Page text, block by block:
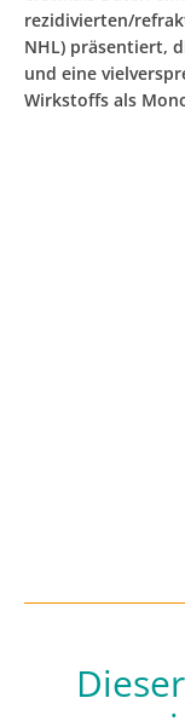
rezidivierten/
NHL) präsentiert,
und eine
Wirkstoffs als